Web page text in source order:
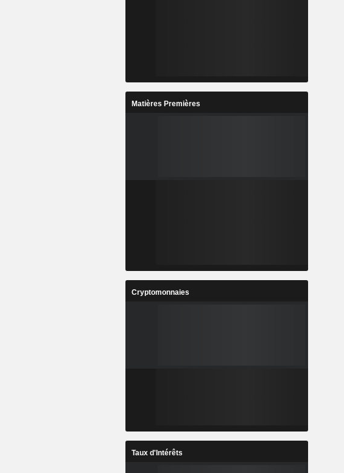
Matières Premières
Cryptomonnaies
Taux d'Intérêts